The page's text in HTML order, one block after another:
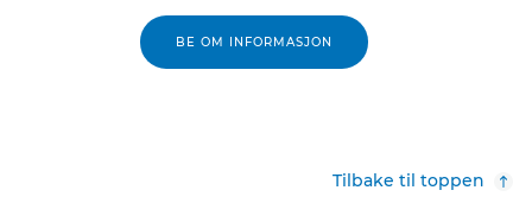
BE OM INFORMASJON
Tilbake til toppen